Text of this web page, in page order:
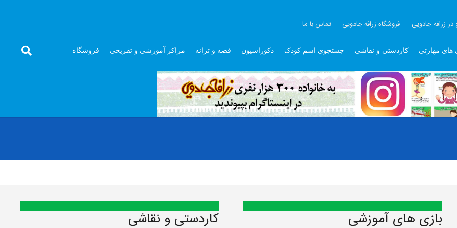
در زرافه جادویی فروشگاه زرافه جادویی تماس با ما
های مهارتی کاردستی و نقاشی جستجوی اسم کودک دکوراسیون قصه و ترانه مراکز آموزشی و تفریحی فروشگاه
بازی های آموزشی کاردستی و نقاشی